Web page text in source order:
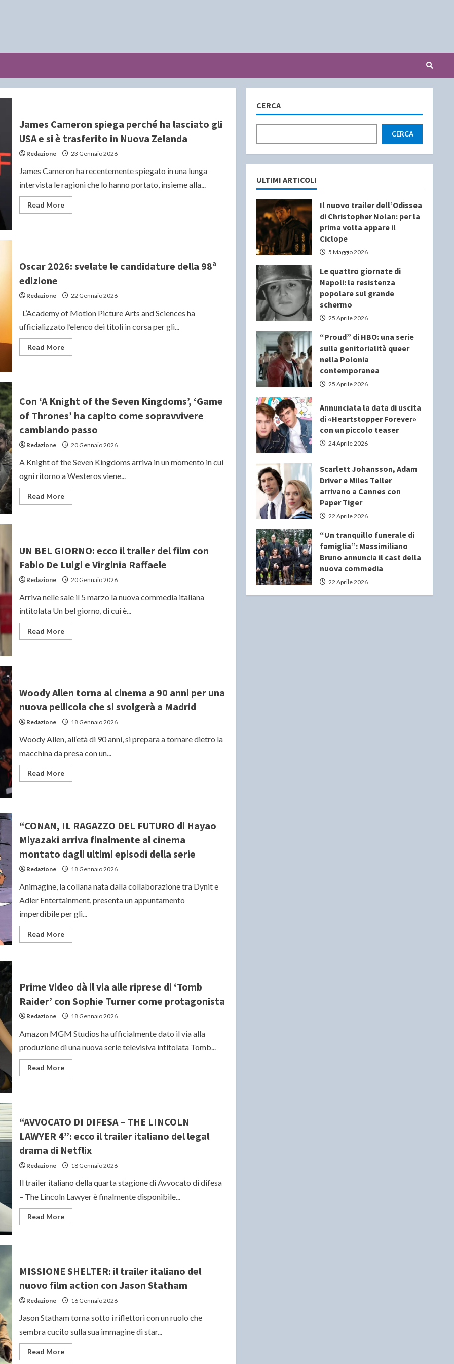
James Cameron spiega perché ha lasciato gli
USA e si è trasferito in Nuova Zelanda
Redazione 23 Gennaio 2026
James Cameron ha recentemente spiegato in una lunga
intervista le ragioni che lo hanno portato, insieme alla...
Read MoreRead
more
lasciato
gli
è
in
Nuova
Zelanda
Oscar 2026: svelate le candidature della 98ª
edizione
Redazione 22 Gennaio 2026
L’Academy of Motion Picture Arts and Sciences ha
ufficializzato l’elenco dei titoli in corsa per gli...
Read MoreRead
more
candidature
della
98ª
edizione
Con ‘A Knight of the Seven Kingdoms’, ‘Game
of Thrones’ ha capito come sopravvivere
cambiando passo
Redazione 20 Gennaio 2026
A Knight of the Seven Kingdoms arriva in un momento in cui
ogni ritorno a Westeros viene...
Read MoreRead
more
Seven
Kingdoms’,
‘Game
Thrones’
capito
come
sopravvivere
cambiando
passo
UN BEL GIORNO: ecco il trailer del film con
Fabio De Luigi e Virginia Raffaele
Redazione 20 Gennaio 2026
Arriva nelle sale il 5 marzo la nuova commedia italiana
intitolata Un bel giorno, di cui è...
Read MoreRead
more
del
film
con
De
e
Virginia
Raffaele
Woody Allen torna al cinema a 90 anni per una
nuova pellicola che si svolgerà a Madrid
Redazione 18 Gennaio 2026
Woody Allen, all’età di 90 anni, si prepara a tornare dietro la
macchina da presa con un...
Read MoreRead
more
cinema
a
90
anni
per
una
nuova
pellicola
si
a
“CONAN, IL RAGAZZO DEL FUTURO di Hayao
Miyazaki arriva finalmente al cinema
montato dagli ultimi episodi della serie
Redazione 18 Gennaio 2026
Animagine, la collana nata dalla collaborazione tra Dynit e
Adler Entertainment, presenta un appuntamento
imperdibile per gli...
Read MoreRead
more
FUTURO
di
Hayao
Miyazaki
arriva
finalmente
cinema
dagli
episodi
della
serie
Prime Video dà il via alle riprese di ‘Tomb
Raider’ con Sophie Turner come protagonista
Redazione 18 Gennaio 2026
Amazon MGM Studios ha ufficialmente dato il via alla
produzione di una nuova serie televisiva intitolata Tomb...
Read MoreRead
more
alle
riprese
di
‘Tomb
Raider’
Sophie
come
protagonista
“AVVOCATO DI DIFESA – THE LINCOLN
LAWYER 4”: ecco il trailer italiano del legal
drama di Netflix
Redazione 18 Gennaio 2026
Il trailer italiano della quarta stagione di Avvocato di difesa
– The Lincoln Lawyer è finalmente disponibile...
Read MoreRead
more
LINCOLN
LAWYER
4”:
il
italiano
del
legal
drama
di
Netflix
MISSIONE SHELTER: il trailer italiano del
nuovo film action con Jason Statham
Redazione 16 Gennaio 2026
Jason Statham torna sotto i riflettori con un ruolo che
sembra cucito sulla sua immagine di star...
Read MoreRead
more
CERCA
CERCA
ULTIMI ARTICOLI
Il nuovo trailer dell’Odissea
di Christopher Nolan: per la
prima volta appare il
Ciclope
5 Maggio 2026
Le quattro giornate di
Napoli: la resistenza
popolare sul grande
schermo
25 Aprile 2026
“Proud” di HBO: una serie
sulla genitorialità queer
nella Polonia
contemporanea
25 Aprile 2026
Annunciata la data di uscita
di «Heartstopper Forever»
con un piccolo teaser
24 Aprile 2026
Scarlett Johansson, Adam
Driver e Miles Teller
arrivano a Cannes con
Paper Tiger
22 Aprile 2026
“Un tranquillo funerale di
famiglia”: Massimiliano
Bruno annuncia il cast della
nuova commedia
22 Aprile 2026